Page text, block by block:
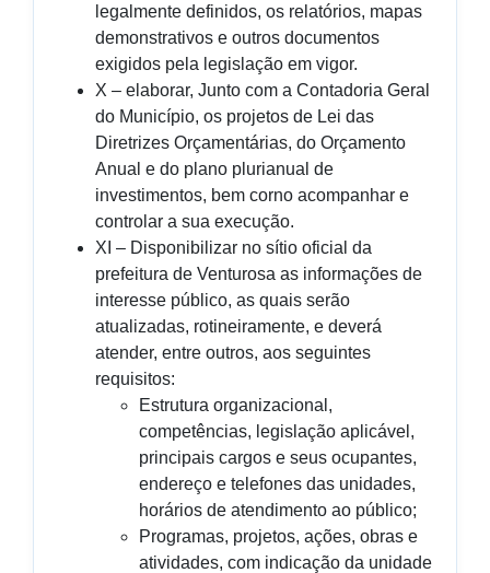
legalmente definidos, os relatórios, mapas
demonstrativos e outros documentos
exigidos pela legislação em vigor.
X – elaborar, Junto com a Contadoria Geral
do Município, os projetos de Lei das
Diretrizes Orçamentárias, do Orçamento
Anual e do plano plurianual de
investimentos, bem corno acompanhar e
controlar a sua execução.
XI – Disponibilizar no sítio oficial da
prefeitura de Venturosa as informações de
interesse público, as quais serão
atualizadas, rotineiramente, e deverá
atender, entre outros, aos seguintes
requisitos:
Estrutura organizacional,
competências, legislação aplicável,
principais cargos e seus ocupantes,
endereço e telefones das unidades,
horários de atendimento ao público;
Programas, projetos, ações, obras e
atividades, com indicação da unidade